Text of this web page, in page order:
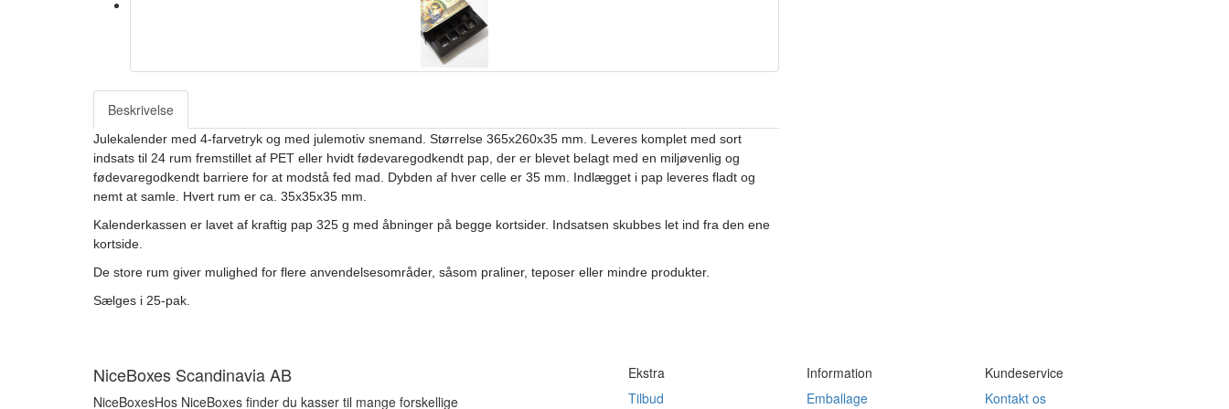
Beskrivelse
Julekalender med 4-farvetryk og med julemotiv snemand. Størrelse 365x260x35 mm. Leveres komplet med sort
indsats til 24 rum fremstillet af PET eller hvidt fødevaregodkendt pap, der er blevet belagt med en miljøvenlig og
fødevaregodkendt barriere for at modstå fed mad. Dybden af ​​hver celle er 35 mm. Indlægget i pap leveres fladt og
nemt at samle. Hvert rum er ca. 35x35x35 mm.
Kalenderkassen er lavet af kraftig pap 325 g med åbninger på begge kortsider. Indsatsen skubbes let ind fra den ene
kortside.
De store rum giver mulighed for flere anvendelsesområder, såsom praliner, teposer eller mindre produkter.
Sælges i 25-pak.
NiceBoxes Scandinavia AB
NiceBoxesHos NiceBoxes finder du kasser til mange forskellige
Ekstra
Tilbud
Information
Emballage
Kundeservice
Kontakt os